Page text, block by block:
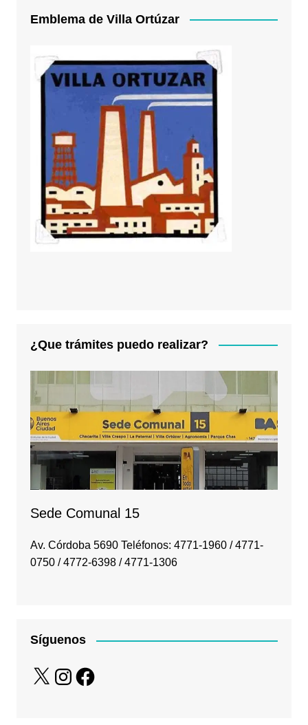
Emblema de Villa Ortúzar
¿Que trámites puedo realizar?
Sede Comunal 15
Av. Córdoba 5690 Teléfonos: 4771-1960 / 4771-
0750 / 4772-6398 / 4771-1306
Síguenos
X InstagramFacebook